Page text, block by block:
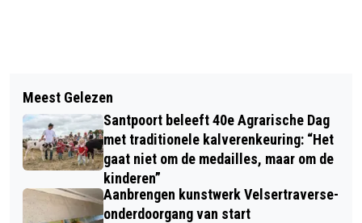
ZO VIERDE IJMOND KONINGSDAG:
VOLOP JEUGDIG ONDERNEMERSCHAP
OP VRIJMARKTEN BEVERWIJK,
VELSEN EN HEEMSKERK
WIJKERTUNNEL DICHT IN WEEKEND
VAN 1 TOT 4 MEI; 30 TOT 60 MINUTEN
EXTRA REISTIJD DOOR AFSLUITINGEN
EN OMLEIDINGEN
Meest Gelezen
Santpoort beleeft 40e Agrarische Dag
met traditionele kalverenkeuring: “Het
gaat niet om de medailles, maar om de
kinderen”
Aanbrengen kunstwerk Velsertraverse-
onderdoorgang van start